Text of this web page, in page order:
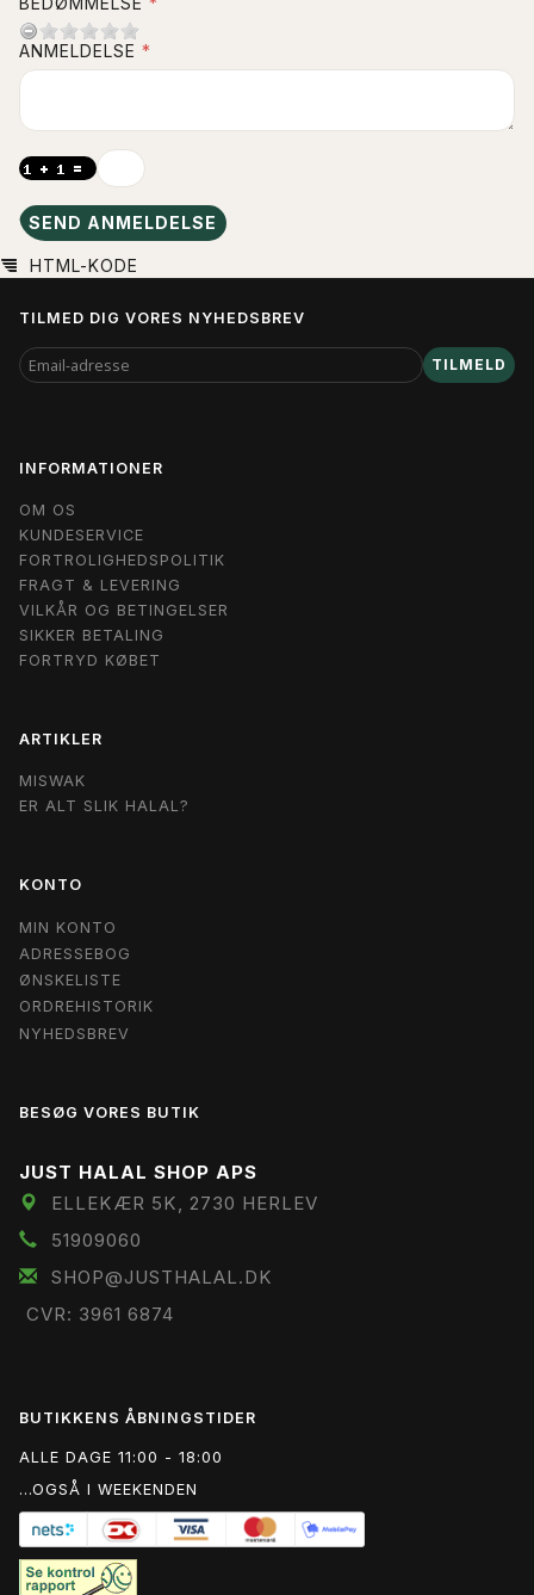
ANMELDELSE
SEND ANMELDELSE
HTML-KODE
TILMED DIG VORES NYHEDSBREV
EMAIL-
ADRESSE
TILMELD
INFORMATIONER
OM OS
KUNDESERVICE
FORTROLIGHEDSPOLITIK
FRAGT & LEVERING
VILKÅR OG BETINGELSER
SIKKER BETALING
FORTRYD KØBET
ARTIKLER
MISWAK
ER ALT SLIK HALAL?
KONTO
MIN KONTO
ADRESSEBOG
ØNSKELISTE
ORDREHISTORIK
NYHEDSBREV
BESØG VORES BUTIK
JUST HALAL SHOP APS
ELLEKÆR 5K, 2730 HERLEV
51909060
SHOP@JUSTHALAL.DK
CVR: 3961 6874
BUTIKKENS ÅBNINGSTIDER
ALLE DAGE 11:00 - 18:00
...OGSÅ I WEEKENDEN